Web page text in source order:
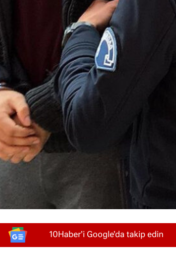
10Haber'i Google'da takip edin